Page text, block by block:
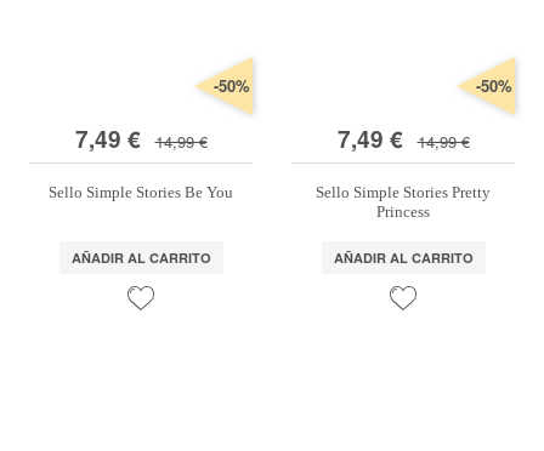
7,49 € 14,99 €
-50%
Sello Simple Stories Be You
AÑADIR AL CARRITO
7,49 € 14,99 €
-50%
Sello Simple Stories Pretty
Princess
AÑADIR AL CARRITO